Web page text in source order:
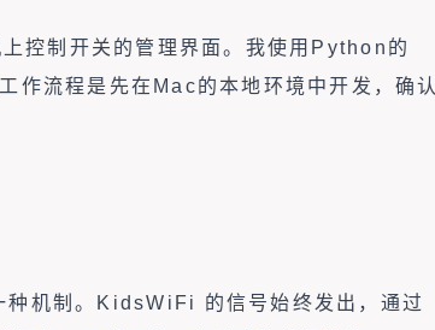
控制开关的管理界面。我使用Python的
作流程是先在Mac的本地环境中开发，确认
机制。KidsWiFi 的信号始终发出，通过